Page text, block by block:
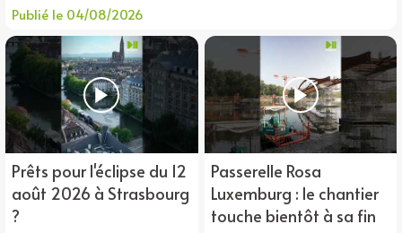
Publié le 04/08/2026
Prêts pour l'éclipse du 12
août 2026 à Strasbourg
?
Passerelle Rosa
Luxemburg : le chantier
touche bientôt à sa fin